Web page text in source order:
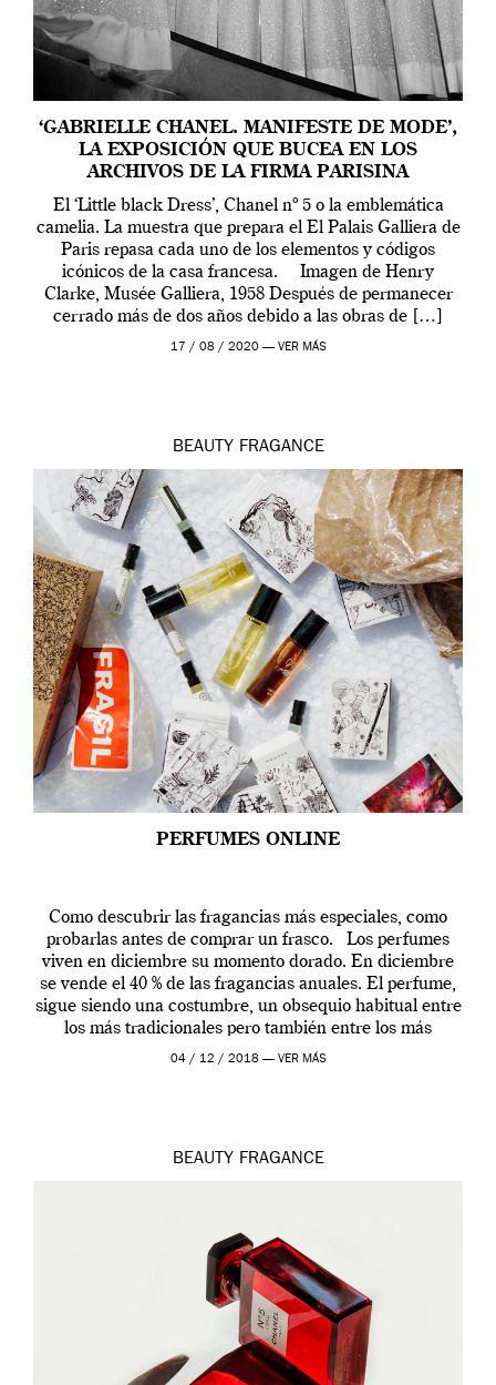
‘GABRIELLE CHANEL. MANIFESTE DE MODE’,
LA EXPOSICIÓN QUE BUCEA EN LOS
ARCHIVOS DE LA FIRMA PARISINA
El ‘Little black Dress’, Chanel nº 5 o la emblemática
camelia. La muestra que prepara el El Palais Galliera de
Paris repasa cada uno de los elementos y códigos
icónicos de la casa francesa. Imagen de Henry
Clarke, Musée Galliera, 1958 Después de permanecer
cerrado más de dos años debido a las obras de […]
17 / 08 / 2020 — VER MÁS
BEAUTY FRAGANCE
PERFUMES ONLINE
Como descubrir las fragancias más especiales, como
probarlas antes de comprar un frasco. Los perfumes
viven en diciembre su momento dorado. En diciembre
se vende el 40 % de las fragancias anuales. El perfume,
sigue siendo una costumbre, un obsequio habitual entre
los más tradicionales pero también entre los más
modernos. Estos días ha […]
04 / 12 / 2018 — VER MÁS
BEAUTY FRAGANCE